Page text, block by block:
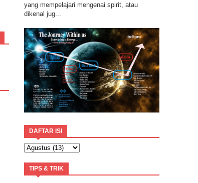
yang mempelajari mengenai spirit, atau
dikenal jug...
DAFTAR ISI
TIPS & TRIK